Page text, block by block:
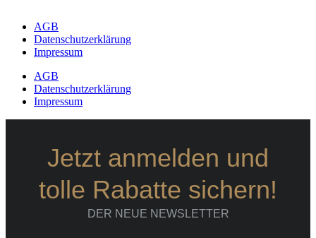
AGB
Datenschutzerklärung
Impressum
AGB
Datenschutzerklärung
Impressum
Jetzt anmelden und
tolle Rabatte sichern!
DER NEUE NEWSLETTER